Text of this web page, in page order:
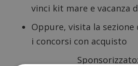
vinci kit mare e vacanza
Oppure, visita la
i concorsi con acquisto
Sponsorizzato: